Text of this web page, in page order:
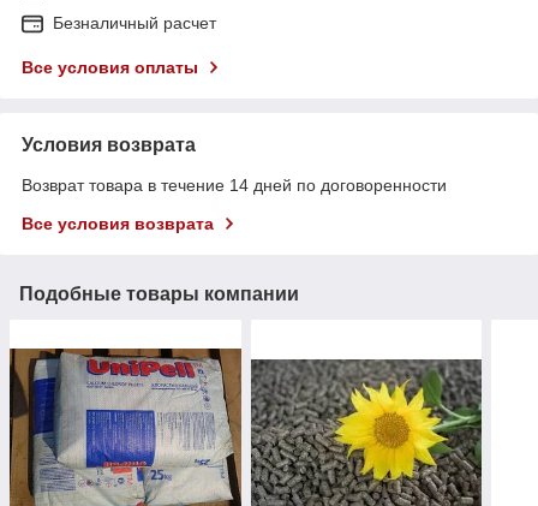
Безналичный расчет
Все условия оплаты
Условия возврата
Возврат товара в течение 14 дней по договоренности
Все условия возврата
Подобные товары компании